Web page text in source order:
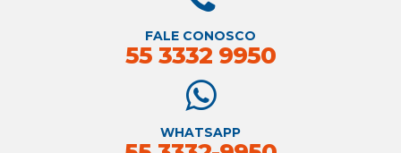
FALE CONOSCO
55 3332 9950
WHATSAPP